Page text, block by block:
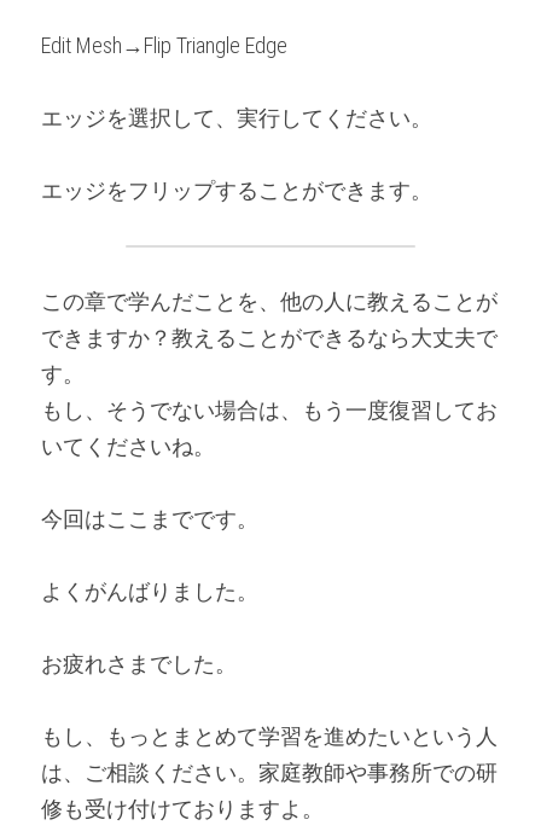
Edit Mesh→Flip Triangle Edge
エッジを選択して、実行してください。
エッジをフリップすることができます。
この章で学んだことを、他の人に教えることが
できますか？教えることができるなら大丈夫で
す。
もし、そうでない場合は、もう一度復習してお
いてくださいね。
今回はここまでです。
よくがんばりました。
お疲れさまでした。
もし、もっとまとめて学習を進めたいという人
は、ご相談ください。家庭教師や事務所での研
修も受け付けておりますよ。